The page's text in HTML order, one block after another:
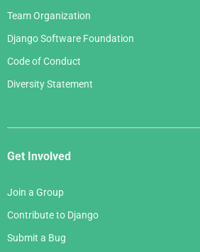
Team Organization
Django Software Foundation
Code of Conduct
Diversity Statement
Get Involved
Join a Group
Contribute to Django
Submit a Bug